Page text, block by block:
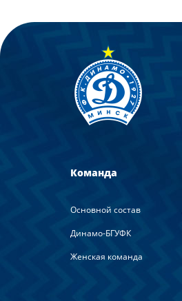
Команда
Основной состав
Динамо-БГУФК
Женская команда